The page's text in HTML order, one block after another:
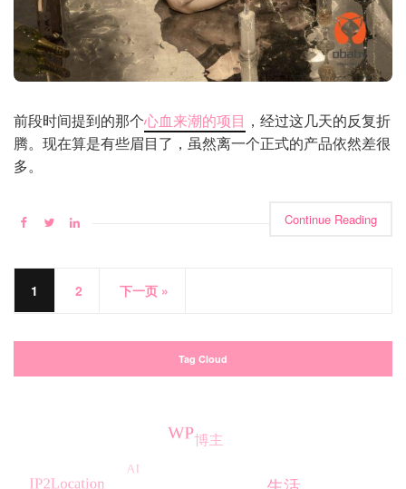
前段时间提到的那个心血来潮的项目 ，经过这几天的反复折
腾。现在算是有些眉目了，虽然离一个正式的产品依然差很
多。
Continue Reading
1 2 下一页 »
Tag Cloud